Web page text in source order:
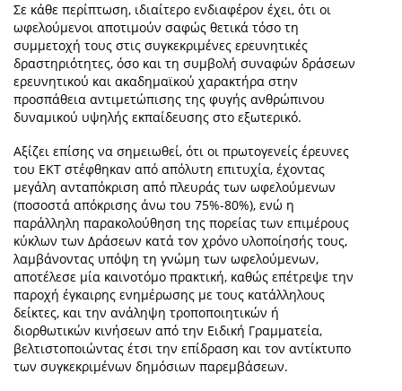
Σε κάθε περίπτωση, ιδιαίτερο ενδιαφέρον έχει, ότι οι
ωφελούμενοι αποτιμούν σαφώς θετικά τόσο τη
συμμετοχή τους στις συγκεκριμένες ερευνητικές
δραστηριότητες, όσο και τη συμβολή συναφών δράσεων
ερευνητικού και ακαδημαϊκού χαρακτήρα στην
προσπάθεια αντιμετώπισης της φυγής ανθρώπινου
δυναμικού υψηλής εκπαίδευσης στο εξωτερικό.
Αξίζει επίσης να σημειωθεί, ότι οι πρωτογενείς έρευνες
του ΕΚΤ στέφθηκαν από απόλυτη επιτυχία, έχοντας
μεγάλη ανταπόκριση από πλευράς των ωφελούμενων
(ποσοστά απόκρισης άνω του 75%-80%), ενώ η
παράλληλη παρακολούθηση της πορείας των επιμέρους
κύκλων των Δράσεων κατά τον χρόνο υλοποίησής τους,
λαμβάνοντας υπόψη τη γνώμη των ωφελούμενων,
αποτέλεσε μία καινοτόμο πρακτική, καθώς επέτρεψε την
παροχή έγκαιρης ενημέρωσης με τους κατάλληλους
δείκτες, και την ανάληψη τροποποιητικών ή
διορθωτικών κινήσεων από την Ειδική Γραμματεία,
βελτιστοποιώντας έτσι την επίδραση και τον αντίκτυπο
των συγκεκριμένων δημόσιων παρεμβάσεων.